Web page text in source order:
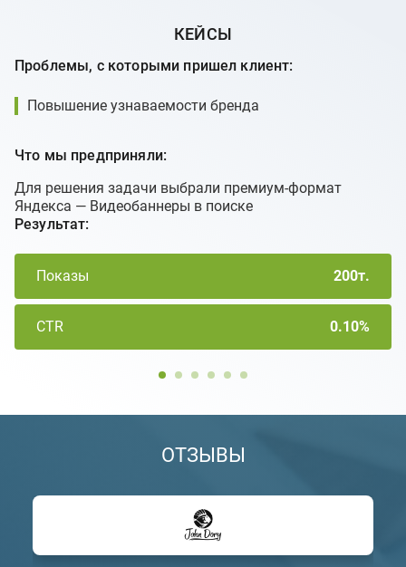
КЕЙСЫ
Проблемы, с которыми пришел клиент:
Повышение узнаваемости бренда
Что мы предприняли:
Для решения задачи выбрали премиум-формат
Яндекса — Видеобаннеры в поиске
Результат:
Показы 200т.
CTR 0.10%
ОТЗЫВЫ